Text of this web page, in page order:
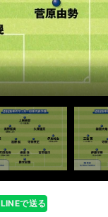
LINEで送る